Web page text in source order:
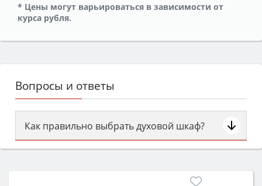
* Цены могут варьироваться в зависимости от
курса рубля.
Вопросы и ответы
Как правильно выбрать духовой шкаф?
Сначала определитесь с типом (газовый или
затем смотрите на объём 50–70 л для семьи,